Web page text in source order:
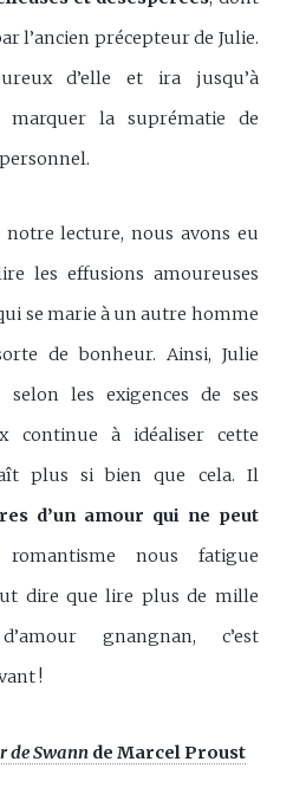
l’ancien précepteur de Julie.
d’elle et ira jusqu’à
la suprématie de
lecture, nous avons eu
les effusions amoureuses
se marie à un autre homme
de bonheur. Ainsi, Julie
les exigences de ses
continue à idéaliser cette
plus si bien que cela. Il
d’un amour qui ne peut
nous fatigue
dire que lire plus de mille
gnangnan, c’est
!
de Swann de Marcel Proust